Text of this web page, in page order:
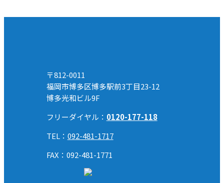
〒812-0011
福岡市博多区博多駅前3丁目23-12
博多光和ビル9F
フリーダイヤル： 0120-177-118
TEL： 092-481-1717
FAX：092-481-1771